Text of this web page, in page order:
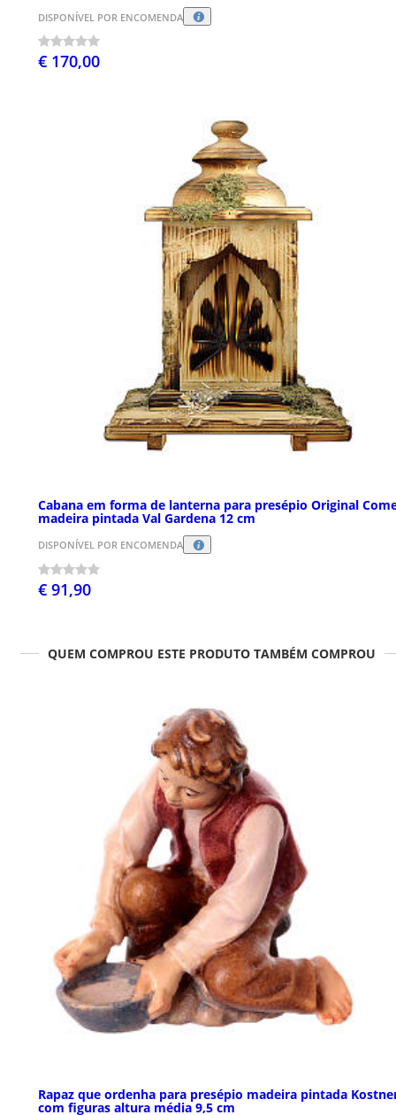
DISPONÍVEL POR ENCOMENDA
€ 170,00
Cabana em forma de lanterna para presépio Original
madeira pintada Val Gardena 12 cm
DISPONÍVEL POR ENCOMENDA
€ 91,90
QUEM COMPROU ESTE PRODUTO TAMBÉM COMPROU
Rapaz que ordenha para presépio madeira pintada
com figuras altura média 9,5 cm